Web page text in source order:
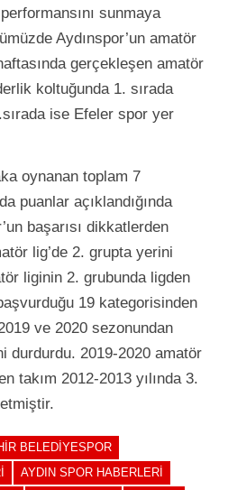
sunmaya
Aydınspor’un amatör
gerçekleşen amatör
koltuğunda 1. sırada
ise Efeler spor yer
oynanan toplam 7
puanlar açıklandığında
başarısı dikkatlerden
lig’de 2. grupta yerini
liginin 2. grubunda ligden
19 kategorisinden
ve 2020 sezonundan
durdurdu. 2019-2020 amatör
takım 2012-2013 yılında 3.
BELEDIYESPOR
AYDIN SPOR HABERLERI